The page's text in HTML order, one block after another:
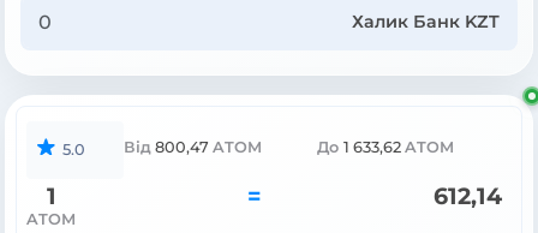
Халик Банк KZT
5.0 Від 800,47 ATOM До 1 633,62 ATOM
1
ATOM
= 612,14